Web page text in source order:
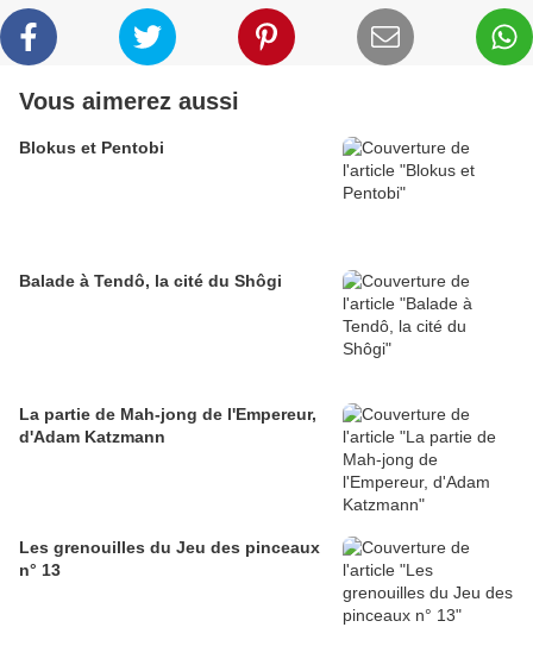
Vous aimerez aussi
Blokus et Pentobi
Balade à Tendô, la cité du Shôgi
La partie de Mah-jong de l'Empereur,
d'Adam Katzmann
Les grenouilles du Jeu des pinceaux
n° 13